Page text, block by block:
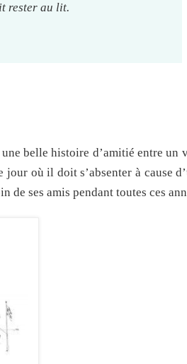
rester au lit.
belle histoire d’amitié entre un
où il doit s’absenter à cause
ses amis pendant toutes ces